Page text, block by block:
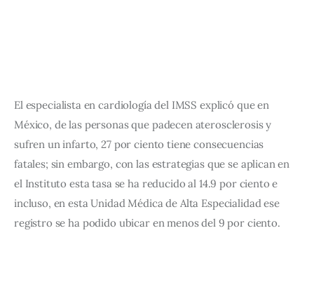
El especialista en cardiología del IMSS explicó que en
México, de las personas que padecen aterosclerosis y
sufren un infarto, 27 por ciento tiene consecuencias
fatales; sin embargo, con las estrategias que se aplican en
el Instituto esta tasa se ha reducido al 14.9 por ciento e
incluso, en esta Unidad Médica de Alta Especialidad ese
registro se ha podido ubicar en menos del 9 por ciento.